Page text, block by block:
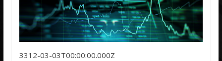
3312-03-03T00:00:00.000Z